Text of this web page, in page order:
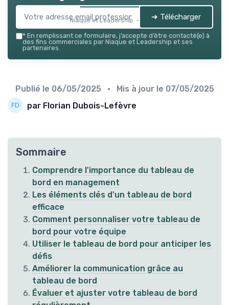
Niaque et Leadership — 2026➔ Télécharger
* En remplissant ce formulaire, j’accepte d’être contacté(e) à
des fins commerciales par Niaque et Leadership et ses
partenaires.
Publié le 06/05/2025 • Mis à jour le 07/05/2025
par Florian Dubois-Lefèvre
Sommaire
Comprendre l'importance du tableau de
bord en management
Les éléments clés d'un tableau de bord
efficace
Comment personnaliser votre tableau de
bord pour votre équipe
Utiliser le tableau de bord pour anticiper les
défis
Améliorer la communication grâce au
tableau de bord
Évaluer et ajuster votre tableau de bord